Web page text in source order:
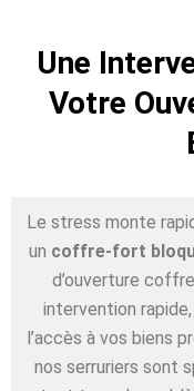
Une
Votre
Le stress monte
un coffre-fort
d’ouverture
intervention
l’accès à vos biens
nos serruriers sont